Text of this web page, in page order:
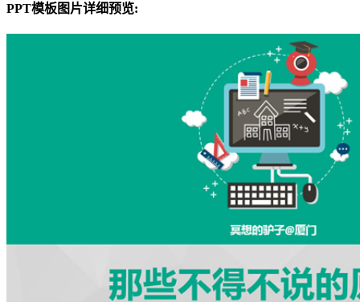
PPT模板图片详细预览: